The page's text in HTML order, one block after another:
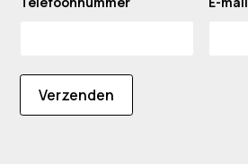
Verzenden